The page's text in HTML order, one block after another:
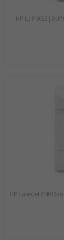
HP LJ P3015 |
HP LaserJet